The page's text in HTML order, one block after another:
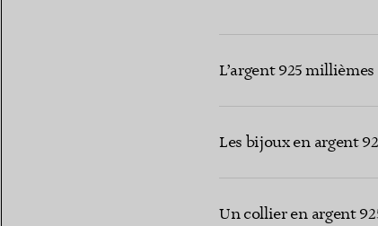
L’argent 925
Les bijoux en argent
Un collier en argent